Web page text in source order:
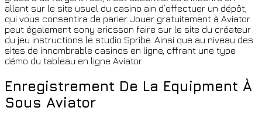
allant sur le site usuel du casino ain d’effectuer un dépôt,
qui vous consentira de parier. Jouer gratuitement à Aviator
peut également sony ericsson faire sur le site du créateur
du jeu instructions le studio Spribe. Ainsi que au niveau des
sites de innombrable casinos en ligne, offrant une type
démo du tableau en ligne Aviator.
Enregistrement De La Equipment À
Sous Aviator